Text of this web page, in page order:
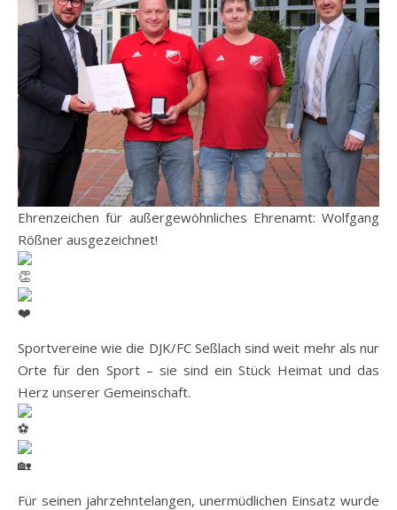
Ehrenzeichen für außergewöhnliches Ehrenamt: Wolfgang
Rößner ausgezeichnet!
Sportvereine wie die DJK/FC Seßlach sind weit mehr als nur
Orte für den Sport – sie sind ein Stück Heimat und das
Herz unserer Gemeinschaft.
Für seinen jahrzehntelangen, unermüdlichen Einsatz wurde